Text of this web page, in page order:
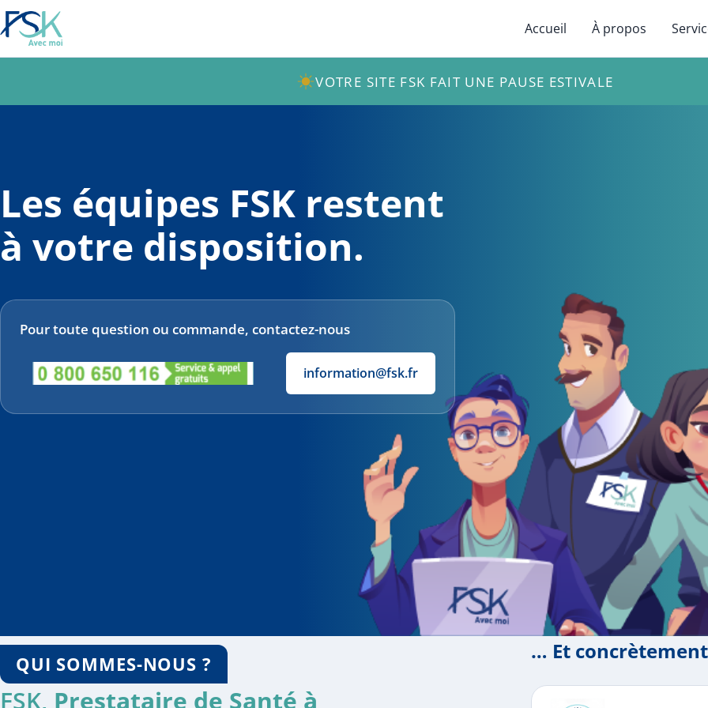
Accueil À propos
VOTRE SITE FSK FAIT UNE PAUSE ESTIVALE
Les équipes FSK restent
à votre disposition.
Pour toute question ou commande, contactez-nous
information@fsk.fr
QUI SOMMES-NOUS ?
FSK, Prestataire de Santé à
… Et